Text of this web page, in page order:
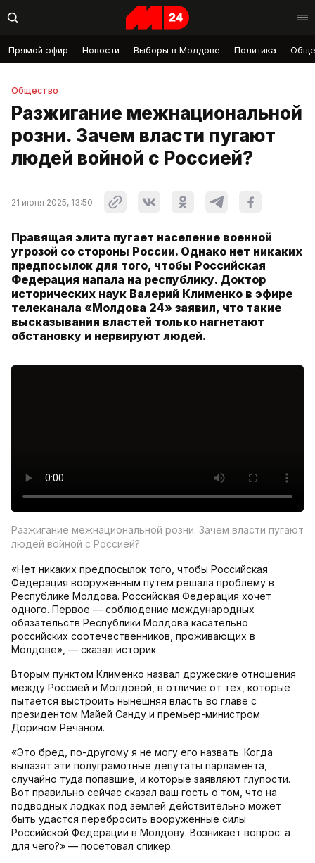
Прямой эфир Новости Выборы в Молдове Политика
Общество
Разжигание межнациональной
розни. Зачем власти пугают
людей войной с Россией?
21 июня 2025, 13:50
Правящая элита пугает население военной
угрозой со стороны России. Однако нет никаких
предпосылок для того, чтобы Российская
Федерация напала на республику. Доктор
исторических наук Валерий Клименко в эфире
телеканала «Молдова 24» заявил, что такие
высказывания властей только нагнетают
обстановку и нервируют людей.
Разжигание межнациональной розни. Зачем власти пугают
людей войной с Россией?
«Нет никаких предпосылок того, чтобы Российская
Федерация вооруженным путем решала проблему в
Республике Молдова. Российская Федерация хочет
одного. Первое — соблюдение международных
обязательств Республики Молдова касательно
российских соотечественников, проживающих в
Молдове», — сказал историк.
Вторым пунктом Клименко назвал дружеские отношения
между Россией и Молдовой, в отличие от тех, которые
пытается выстроить нынешняя власть во главе с
президентом Майей Санду и премьер-министром
Дорином Речаном.
«Это бред, по-другому я не могу его назвать. Когда
вылазят эти полуграмотные депутаты парламента,
случайно туда попавшие, и которые заявляют глупости.
Вот правильно сейчас сказал ваш гость о том, что на
подводных лодках под землей действительно может
быть удастся перебросить вооруженные силы
Российской Федерации в Молдову. Возникает вопрос: а
для чего?» — посетовал спикер.